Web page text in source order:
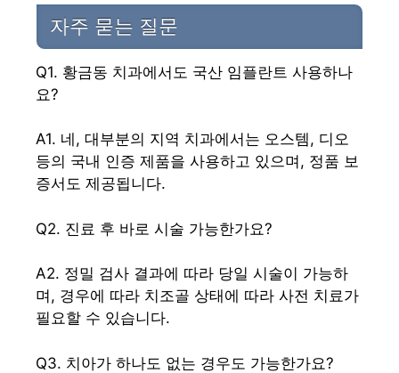
자주 묻는 질문
Q1. 황금동 치과에서도 국산 임플란트 사용하나
요?
A1. 네, 대부분의 지역 치과에서는 오스템, 디오
등의 국내 인증 제품을 사용하고 있으며, 정품 보
증서도 제공됩니다.
Q2. 진료 후 바로 시술 가능한가요?
A2. 정밀 검사 결과에 따라 당일 시술이 가능하
며, 경우에 따라 치조골 상태에 따라 사전 치료가
필요할 수 있습니다.
Q3. 치아가 하나도 없는 경우도 가능한가요?